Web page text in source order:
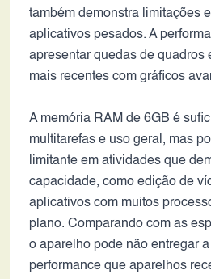
também demonstra limitações
aplicativos pesados. A
apresentar quedas de quadros
mais recentes com gráficos
A memória RAM de 6GB é
multitarefas e uso geral, mas
limitante em atividades que
capacidade, como edição de
aplicativos com muitos
plano. Comparando com as
o aparelho pode não entregar
performance que aparelhos